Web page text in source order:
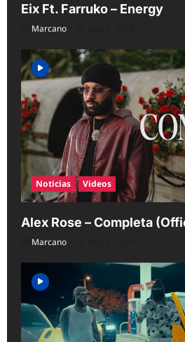
Eix Ft. Farruko – Energy
Marcano
Noticias Videos
Alex Rose – Completa
Marcano